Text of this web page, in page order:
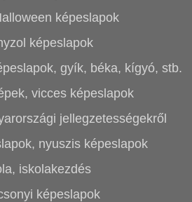
képeslapok
képeslapok
gyík, béka, kígyó, stb.
vicces képeslapok
jellegzetességekről
nyuszis képeslapok
iskolakezdés
képeslapok